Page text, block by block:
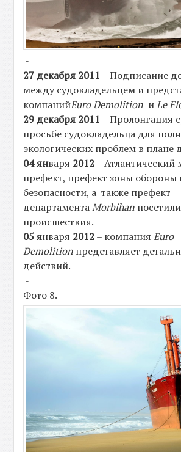
-
27 декабря 2011 – Подписание
между судовладельцем и
компанийEuro Demolition иLe
29 декабря 2011 – Пролонгация
просьбе судовладельца для
экологических проблем в плане
04января 2012– Атлантический
префект, префект зоны обороны
безопасности, а также префект
департаментаMorbihan
происшествия.
05января 2012– компанияEuro
Demolition представляет
действий.
-
Фото 8.